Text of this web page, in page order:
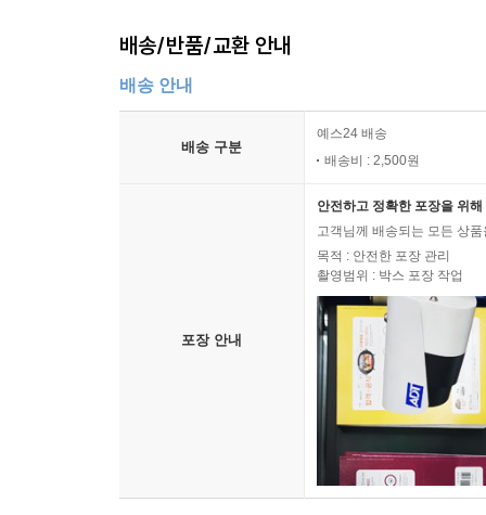
배송/반품/교환 안내
배송 안내
배송 구분
예스24 배송
배송비 : 2,500원
포장 안내
안전하고 정확한 포장을 위
고객님께 배송되는 모든 상
목적 : 안전한 포장 관리
촬영범위 : 박스 포장 작업